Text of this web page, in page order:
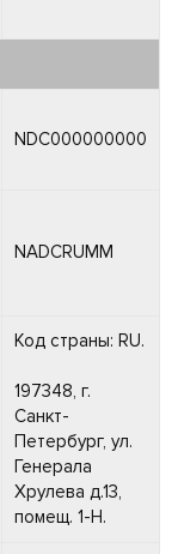
NDC000000000
NADCRUMM
Код страны: RU.
197348, г.
Санкт-
Петербург, ул.
Генерала
Хрулева д.13,
помещ. 1-Н.